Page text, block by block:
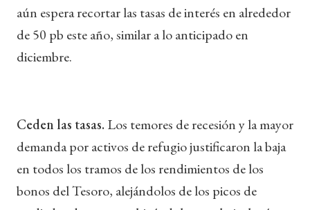
aún espera recortar las tasas de interés en alrededor
de 50 pb este año, similar a lo anticipado en
diciembre.
Ceden las tasas. Los temores de recesión y la mayor
demanda por activos de refugio justificaron la baja
en todos los tramos de los rendimientos de los
bonos del Tesoro, alejándolos de los picos de